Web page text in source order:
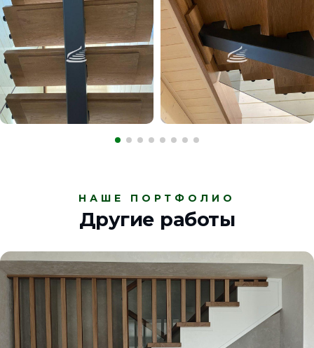
НАШЕ ПОРТФОЛИО
Другие работы